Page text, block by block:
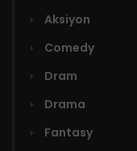
Aksiyon
Comedy
Dram
Drama
Fantasy